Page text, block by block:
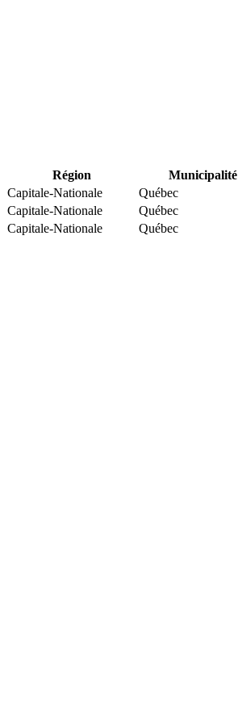
Région Municipalité
Capitale-Nationale
Québec
Capitale-Nationale
Québec
Capitale-Nationale Québec